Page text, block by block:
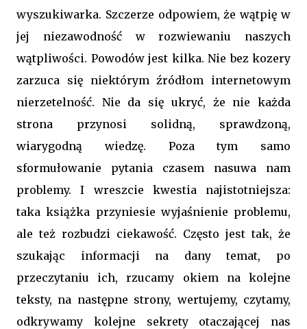
wyszukiwarka. Szczerze odpowiem, że wątpię w
jej niezawodność w rozwiewaniu naszych
wątpliwości. Powodów jest kilka. Nie bez kozery
zarzuca się niektórym źródłom internetowym
nierzetelność. Nie da się ukryć, że nie każda
strona przynosi solidną, sprawdzoną,
wiarygodną wiedzę. Poza tym samo
sformułowanie pytania czasem nasuwa nam
problemy. I wreszcie kwestia najistotniejsza:
taka książka przyniesie wyjaśnienie problemu,
ale też rozbudzi ciekawość. Często jest tak, że
szukając informacji na dany temat, po
przeczytaniu ich, rzucamy okiem na kolejne
teksty, na następne strony, wertujemy, czytamy,
odkrywamy kolejne sekrety otaczającej nas